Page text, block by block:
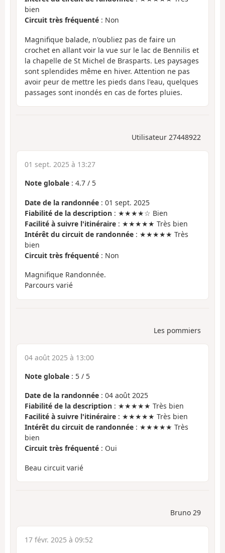
bien
Circuit très fréquenté : Non
Magnifique balade, n'oubliez pas de faire un
crochet en allant voir la vue sur le lac de Bennilis et
la chapelle de St Michel de Brasparts. Les paysages
sont splendides même en hiver. Attention ne pas
avoir peur de mettre les pieds dans l'eau, quelques
passages sont inondés en cas de fortes pluies.
Utilisateur 27448922
01 sept. 2025 à 13:27
Note globale : 4.7 / 5
Date de la randonnée : 01 sept. 2025
Fiabilité de la description : ★★★★☆ Bien
Facilité à suivre l'itinéraire : ★★★★★ Très bien
Intérêt du circuit de randonnée : ★★★★★ Très
bien
Circuit très fréquenté : Non
Magnifique Randonnée.
Parcours varié
Les pommiers
04 août 2025 à 13:00
Note globale : 5 / 5
Date de la randonnée : 04 août 2025
Fiabilité de la description : ★★★★★ Très bien
Facilité à suivre l'itinéraire : ★★★★★ Très bien
Intérêt du circuit de randonnée : ★★★★★ Très
bien
Circuit très fréquenté : Oui
Beau circuit varié
Bruno 29
17 févr. 2025 à 09:52